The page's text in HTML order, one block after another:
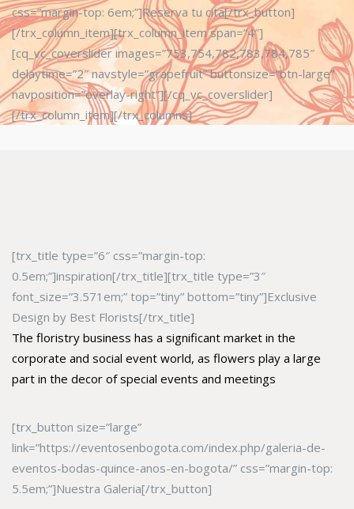
css=”margin-top: 6em;”]Reserva tu cita[/trx_button]
[/trx_column_item][trx_column_item span=”4″]
[cq_vc_coverslider images=”753,754,782,783,784,785″
delaytime=”2″ navstyle=”grapefruit” buttonsize=”btn-large”
navposition=”overlay-right”][/cq_vc_coverslider]
[/trx_column_item][/trx_columns]
[trx_title type=”6″ css=”margin-top:
0.5em;”]inspiration[/trx_title][trx_title type=”3″
font_size=”3.571em;” top=”tiny” bottom=”tiny”]Exclusive
Design by Best Florists[/trx_title]
The floristry business has a significant market in the
corporate and social event world, as flowers play a large
part in the decor of special events and meetings
[trx_button size=”large”
link=”https://eventosenbogota.com/index.php/galeria-de-
eventos-bodas-quince-anos-en-bogota/” css=”margin-top:
5.5em;”]Nuestra Galeria[/trx_button]